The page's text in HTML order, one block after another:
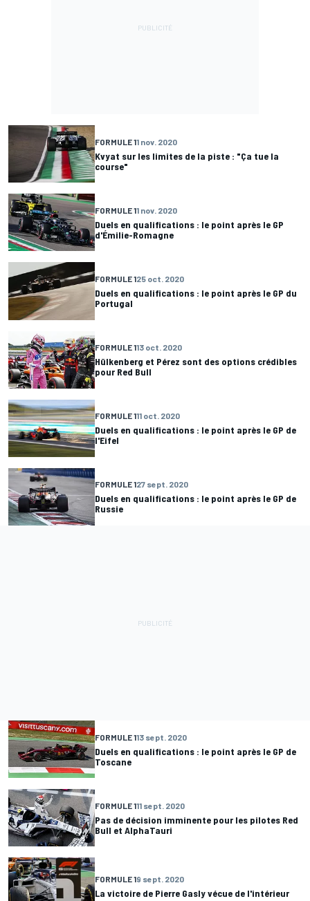
FORMULE 11 nov. 2020
Kvyat sur les limites de la piste : "Ça tue la
course"
FORMULE 11 nov. 2020
Duels en qualifications : le point après le GP
d'Émilie-Romagne
FORMULE 125 oct. 2020
Duels en qualifications : le point après le GP du
Portugal
FORMULE 113 oct. 2020
Hülkenberg et Pérez sont des options crédibles
pour Red Bull
FORMULE 111 oct. 2020
Duels en qualifications : le point après le GP de
l'Eifel
FORMULE 127 sept. 2020
Duels en qualifications : le point après le GP de
Russie
FORMULE 113 sept. 2020
Duels en qualifications : le point après le GP de
Toscane
FORMULE 111 sept. 2020
Pas de décision imminente pour les pilotes Red
Bull et AlphaTauri
FORMULE 19 sept. 2020
La victoire de Pierre Gasly vécue de l'intérieur